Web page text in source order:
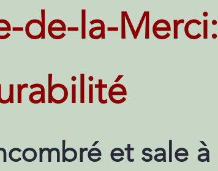
de-la-Merci:
et sale à